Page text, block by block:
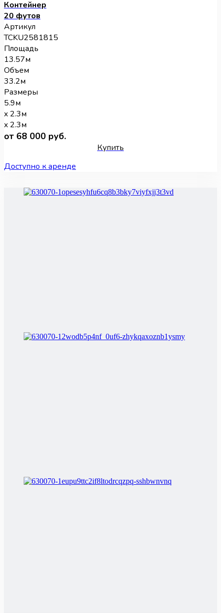
Контейнер
20 футов
Артикул
TCKU2581815
Площадь
13.57м
Объем
33.2м
Размеры
5.9м
x 2.3м
x 2.3м
от 68 000 руб.
Купить
Доступно к аренде